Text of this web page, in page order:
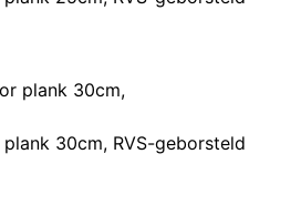
30cm, RVS-geborsteld